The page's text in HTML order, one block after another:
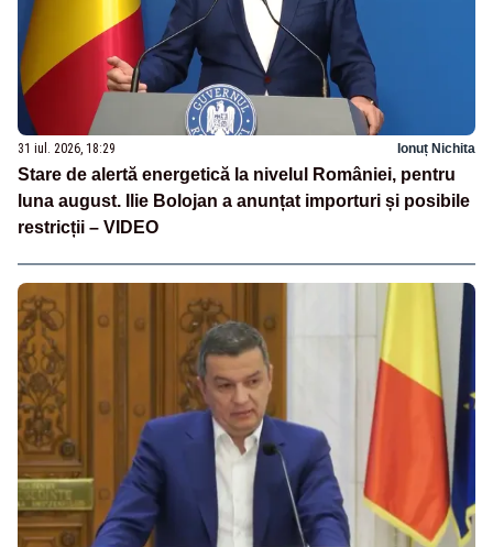
31 iul. 2026, 18:29 Ionuț Nichita
Stare de alertă energetică la nivelul României, pentru
luna august. Ilie Bolojan a anunțat importuri și posibile
restricții – VIDEO